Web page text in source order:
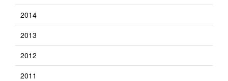
2014
2013
2012
2011